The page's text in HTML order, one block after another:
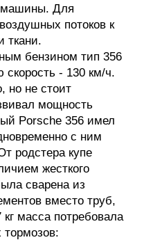
машины. Для
потоков к
ткани.
бензином тип 356
- 130 км/ч.
но не стоит
мощность
Porsche 356 имел
с ним
родстера купе
жесткого
сварена из
вместо труб,
масса потребовала